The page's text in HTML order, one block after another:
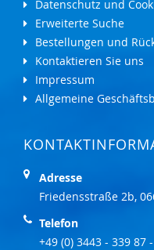
Datenschutz und
Erweiterte Suche
Bestellungen und
Kontaktieren Sie uns
Impressum
Allgemeine
Adresse
Friedensstraße 2b,
Telefon
+49 (0) 3443 - 339 87